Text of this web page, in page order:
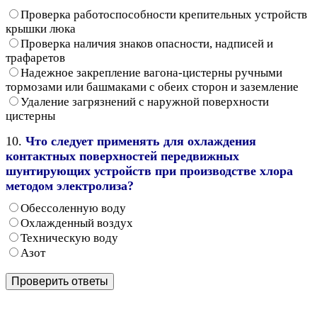
Проверка работоспособности крепительных устройств
крышки люка
Проверка наличия знаков опасности, надписей и
трафаретов
Надежное закрепление вагона-цистерны ручными
тормозами или башмаками с обеих сторон и заземление
Удаление загрязнений с наружной поверхности
цистерны
10. Что следует применять для охлаждения
контактных поверхностей передвижных
шунтирующих устройств при производстве хлора
методом электролиза?
Обессоленную воду
Охлажденный воздух
Техническую воду
Азот